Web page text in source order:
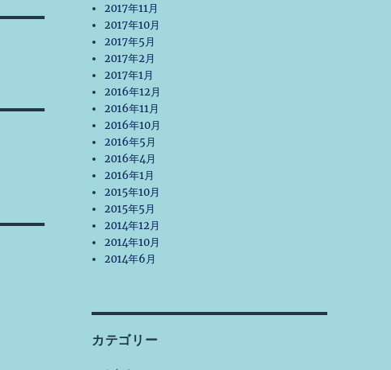
2017年11月
2017年10月
2017年5月
2017年2月
2017年1月
2016年12月
2016年11月
2016年10月
2016年5月
2016年4月
2016年1月
2015年10月
2015年5月
2014年12月
2014年10月
2014年6月
カテゴリー